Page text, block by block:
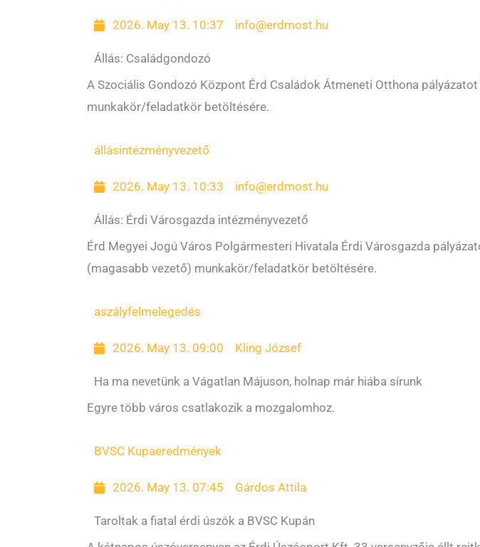
2026. May 13. 10:37 info@erdmost.hu
Állás: Családgondozó
A Szociális Gondozó Központ Érd Családok Átmeneti Otthona
munkakör/feladatkör betöltésére.
állásintézményvezető
2026. May 13. 10:33 info@erdmost.hu
Állás: Érdi Városgazda intézményvezető
Érd Megyei Jogú Város Polgármesteri Hivatala Érdi Városgazda
(magasabb vezető) munkakör/feladatkör betöltésére.
aszályfelmelegedés
2026. May 13. 09:00 Kling József
Ha ma nevetünk a Vágatlan Májuson, holnap már hiába sírunk
Egyre több város csatlakozik a mozgalomhoz.
BVSC Kupaeredmények
2026. May 13. 07:45 Gárdos Attila
Taroltak a fiatal érdi úszók a BVSC Kupán